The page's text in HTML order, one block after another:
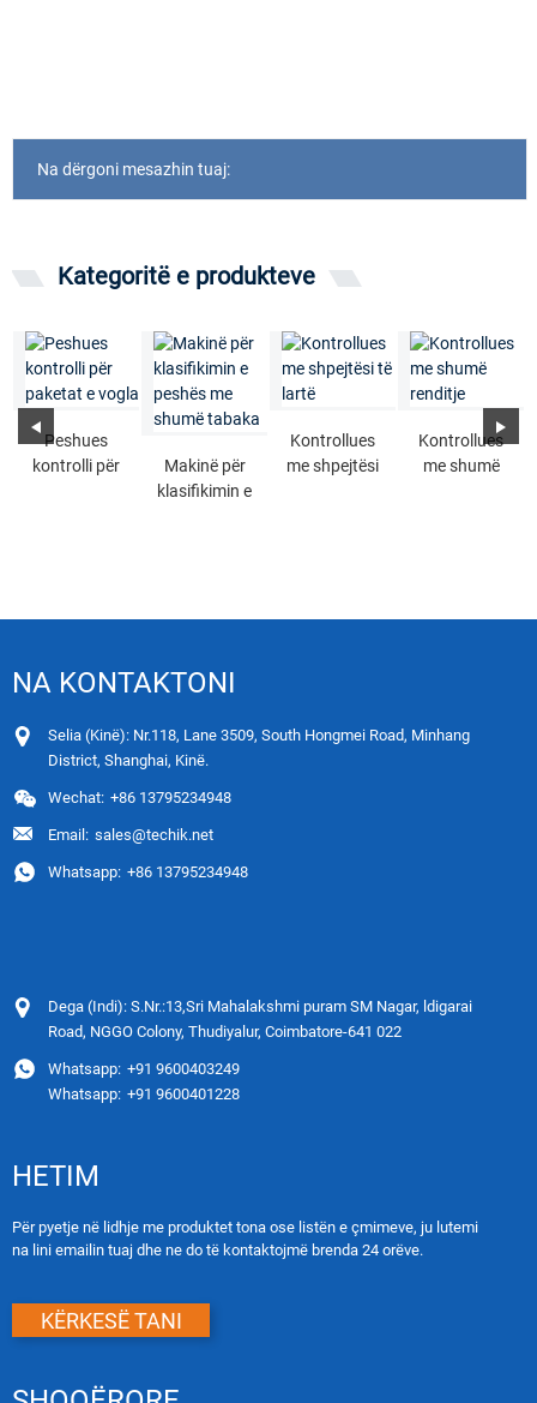
Na dërgoni mesazhin tuaj:
Kategoritë e produkteve
Peshues
kontrolli për
Makinë për
klasifikimin e
Kontrollues
me shpejtësi
Kontrollues
me shumë
NA KONTAKTONI
Selia (Kinë): Nr.118, Lane 3509, South Hongmei Road, Minhang
District, Shanghai, Kinë.
Wechat: +86 13795234948
Email: sales@techik.net
Whatsapp: +86 13795234948
Dega (Indi): S.Nr.:13,Sri Mahalakshmi puram SM Nagar, ldigarai
Road, NGGO Colony, Thudiyalur, Coimbatore-641 022
Whatsapp: +91 9600403249
Whatsapp: +91 9600401228
HETIM
Për pyetje në lidhje me produktet tona ose listën e çmimeve, ju lutemi
na lini emailin tuaj dhe ne do të kontaktojmë brenda 24 orëve.
KËRKESË TANI